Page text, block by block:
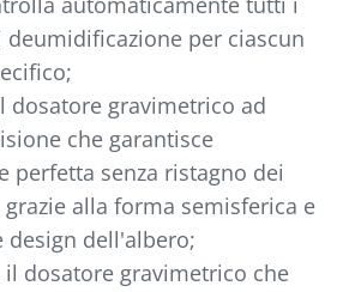
per ciascun
dosatore gravimetrico ad
che garantisce
perfetta senza ristagno dei
alla forma semisferica e
design dell'albero;
il dosatore gravimetrico che